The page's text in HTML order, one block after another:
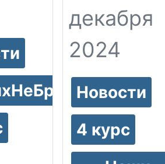
декабря
2024
Новости
4 курс